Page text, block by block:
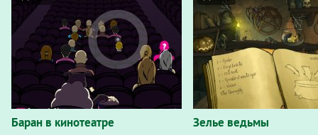
Баран в кинотеатре Зелье ведьмы